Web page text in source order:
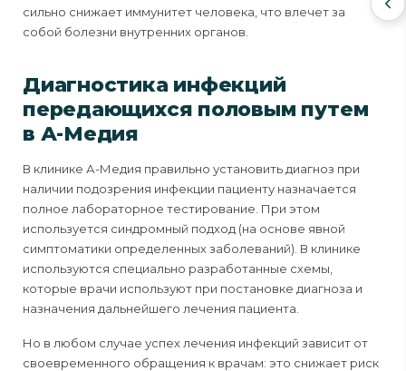
сильно снижает иммунитет человека, что влечет за
собой болезни внутренних органов.
Диагностика инфекций
передающихся половым путем
в А-Медия
В клинике А-Медия правильно установить диагноз при
наличии подозрения инфекции пациенту назначается
полное лабораторное тестирование. При этом
используется синдромный подход (на основе явной
симптоматики определенных заболеваний). В клинике
используются специально разработанные схемы,
которые врачи используют при постановке диагноза и
назначения дальнейшего лечения пациента.
Но в любом случае успех лечения инфекций зависит от
своевременного обращения к врачам: это снижает риск